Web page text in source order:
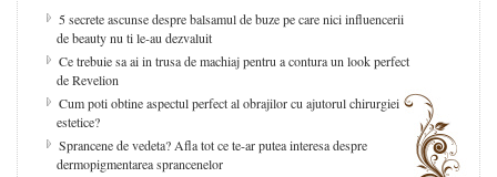
5 secrete ascunse despre balsamul de buze pe care nici influencerii
de beauty nu ti le-au dezvaluit
Ce trebuie sa ai in trusa de machiaj pentru a contura un look perfect
de Revelion
Cum poti obtine aspectul perfect al obrajilor cu ajutorul chirurgiei
estetice?
Sprancene de vedeta? Afla tot ce te-ar putea interesa despre
dermopigmentarea sprancenelor